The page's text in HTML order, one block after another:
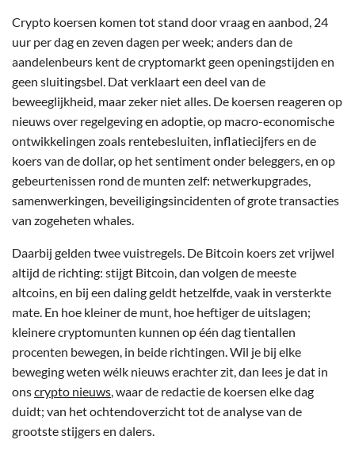
Crypto koersen komen tot stand door vraag en aanbod, 24
uur per dag en zeven dagen per week; anders dan de
aandelenbeurs kent de cryptomarkt geen openingstijden en
geen sluitingsbel. Dat verklaart een deel van de
beweeglijkheid, maar zeker niet alles. De koersen reageren op
nieuws over regelgeving en adoptie, op macro-economische
ontwikkelingen zoals rentebesluiten, inflatiecijfers en de
koers van de dollar, op het sentiment onder beleggers, en op
gebeurtenissen rond de munten zelf: netwerkupgrades,
samenwerkingen, beveiligingsincidenten of grote transacties
van zogeheten whales.
Daarbij gelden twee vuistregels. De Bitcoin koers zet vrijwel
altijd de richting: stijgt Bitcoin, dan volgen de meeste
altcoins, en bij een daling geldt hetzelfde, vaak in versterkte
mate. En hoe kleiner de munt, hoe heftiger de uitslagen;
kleinere cryptomunten kunnen op één dag tientallen
procenten bewegen, in beide richtingen. Wil je bij elke
beweging weten wélk nieuws erachter zit, dan lees je dat in
onscrypto nieuws, waar de redactie de koersen elke dag
duidt; van het ochtendoverzicht tot de analyse van de
grootste stijgers en dalers.